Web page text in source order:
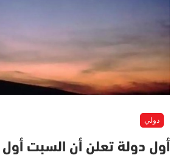
دولي
أول دولة تعلن أن السبت أول